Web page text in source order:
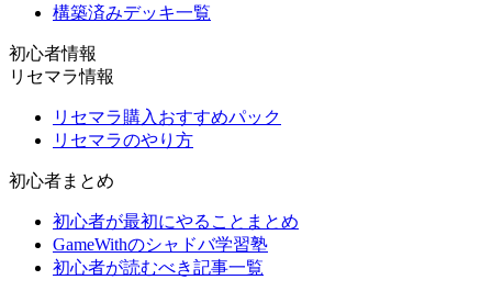
構築済みデッキ一覧
初心者情報
リセマラ情報
リセマラ購入おすすめパック
リセマラのやり方
初心者まとめ
初心者が最初にやることまとめ
GameWithのシャドバ学習塾
初心者が読むべき記事一覧